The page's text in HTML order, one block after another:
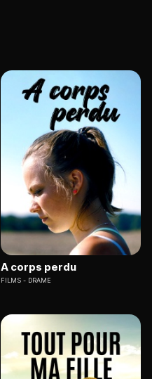
A corps perdu
FILMS DRAME